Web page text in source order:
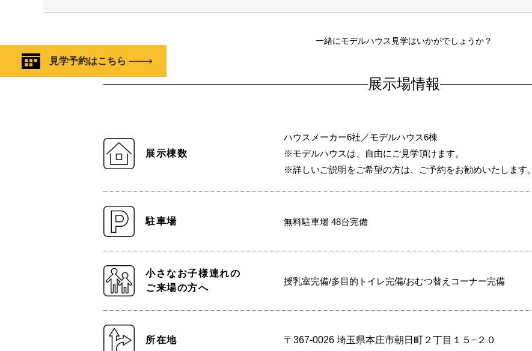
一緒にモデルハウス見学はいかがでしょうか？
見学予約はこちら
展示場情報
展示棟数
ハウスメーカー6社／モデルハウス6棟
※モデルハウスは、自由にご見学頂けます。
※詳しいご説明をご希望の方は、ご予約をお勧めいたします。
駐車場 無料駐車場 48台完備
小さなお子様連れの
ご来場の方へ
授乳室完備/多目的トイレ完備/おむつ替えコーナー完備
所在地 〒367-0026 埼玉県本庄市朝日町２丁目１５−２０